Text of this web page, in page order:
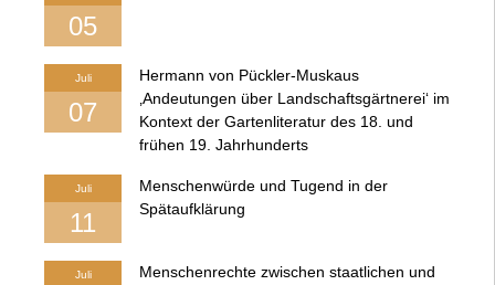
05
Juli
07
Hermann von Pückler-Muskaus
‚Andeutungen über Landschaftsgärtnerei‘ im
Kontext der Gartenliteratur des 18. und
frühen 19. Jahrhunderts
Juli
11
Menschenwürde und Tugend in der
Spätaufklärung
Juli
Menschenrechte zwischen staatlichen und